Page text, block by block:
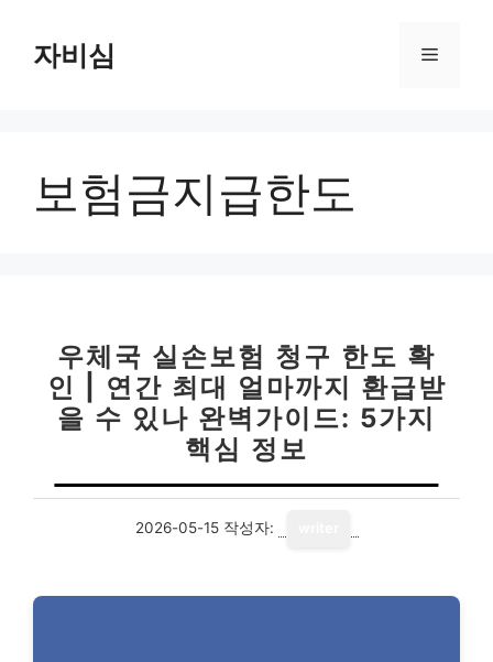
자비심 메
보험금지급한도
우체국 실손보험 청구 한도 확
인 | 연간 최대 얼마까지 환급받
을 수 있나 완벽가이드: 5가지
핵심 정보
2026-05-15 작성자: